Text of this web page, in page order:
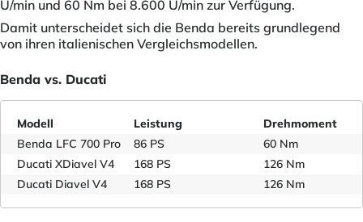
U/min und 60 Nm bei 8.600 U/min zur Verfügung.
Damit unterscheidet sich die Benda bereits grundlegend
von ihren italienischen Vergleichsmodellen.
Benda vs. Ducati
Modell Leistung
Drehmoment
Benda LFC 700 Pro
86 PS
60 Nm
Ducati XDiavel V4
168 PS
126 Nm
Ducati Diavel V4
168 PS 126 Nm